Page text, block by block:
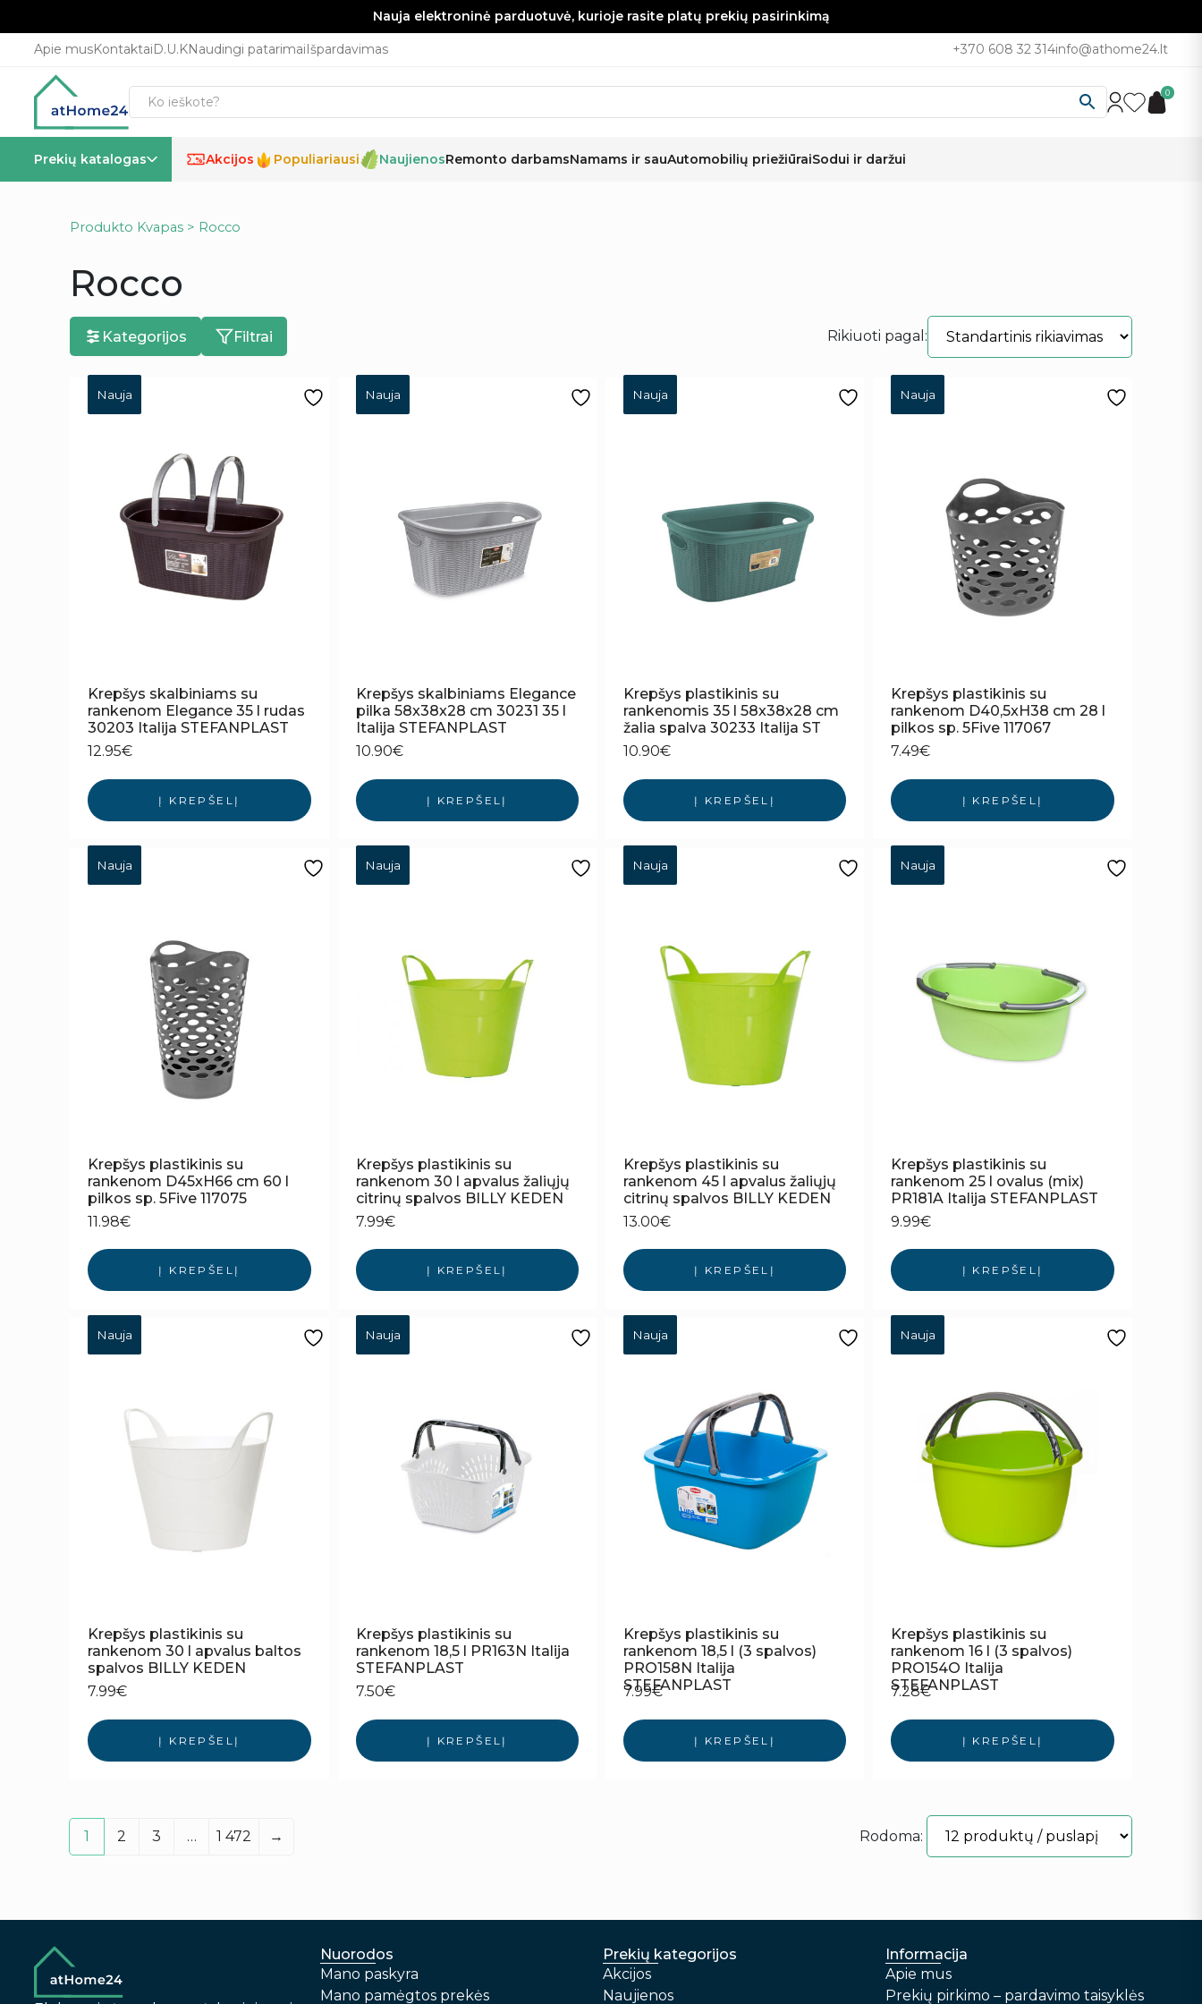
Nauja elektroninė parduotuvė, kurioje rasite platų prekių pasirinkimą
Apie musKontaktaiD.U.KNaudingi patarimaiIšpardavimas +370 608 32 314info@athome24.lt
0
Prekių katalogas % Akcijos Populiariausi NaujienosRemonto darbamsNamams ir sauAutomobilių priežiūraiSodui ir daržui
Produkto Kvapas > Rocco
Rocco
Kategorijos Filtrai Rikiuoti pagal:
Nauja
Krepšys skalbiniams su
rankenom Elegance 35 l rudas
30203 Italija STEFANPLAST
12.95€
Į KREPŠELĮ
Nauja
Krepšys skalbiniams Elegance
pilka 58x38x28 cm 30231 35 l
Italija STEFANPLAST
10.90€
Į KREPŠELĮ
Nauja
Krepšys plastikinis su
rankenomis 35 l 58x38x28 cm
žalia spalva 30233 Italija ST
10.90€
Į KREPŠELĮ
Nauja
Krepšys plastikinis su
rankenom D40,5xH38 cm 28 l
pilkos sp. 5Five 117067
7.49€
Į KREPŠELĮ
Nauja
Krepšys plastikinis su
rankenom D45xH66 cm 60 l
pilkos sp. 5Five 117075
11.98€
Į KREPŠELĮ
Nauja
Krepšys plastikinis su
rankenom 30 l apvalus žaliųjų
citrinų spalvos BILLY KEDEN
7.99€
Į KREPŠELĮ
Nauja
Krepšys plastikinis su
rankenom 45 l apvalus žaliųjų
citrinų spalvos BILLY KEDEN
13.00€
Į KREPŠELĮ
Nauja
Krepšys plastikinis su
rankenom 25 l ovalus (mix)
PR181A Italija STEFANPLAST
9.99€
Į KREPŠELĮ
Nauja
Krepšys plastikinis su
rankenom 30 l apvalus baltos
spalvos BILLY KEDEN
7.99€
Į KREPŠELĮ
Nauja
Krepšys plastikinis su
rankenom 18,5 l PR163N Italija
STEFANPLAST
7.50€
Į KREPŠELĮ
Nauja
Krepšys plastikinis su
rankenom 18,5 l (3 spalvos)
PRO158N Italija
STEFANPLAST
7.99€
Į KREPŠELĮ
Nauja
Krepšys plastikinis su
rankenom 16 l (3 spalvos)
PRO154O Italija
STEFANPLAST
7.28€
Į KREPŠELĮ
1 2 3 … 1 472 → Rodoma:
Nuorodos
Mano paskyra
Mano pamėgtos prekės
Prekių kategorijos
Akcijos
Naujienos
Informacija
Apie mus
Prekių pirkimo – pardavimo taisyklės